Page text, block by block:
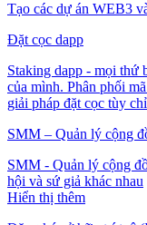
Tạo các dự án WEB3
Đặt cọc dapp
Staking dapp - mọi thứ
của mình. Phân phối
giải pháp đặt cọc tùy
SMM – Quản lý cộng
SMM - Quản lý cộng
hội và sứ giả khác nhau
Hiển thị thêm